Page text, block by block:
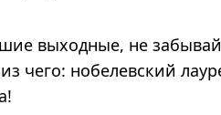
выходные, не
чего: нобелевский